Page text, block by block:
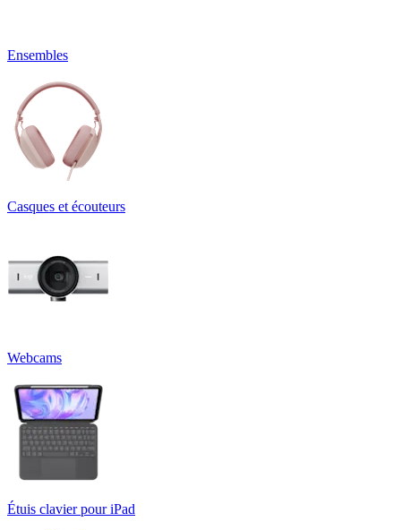
Ensembles
Casques et écouteurs
Webcams
Étuis clavier pour iPad